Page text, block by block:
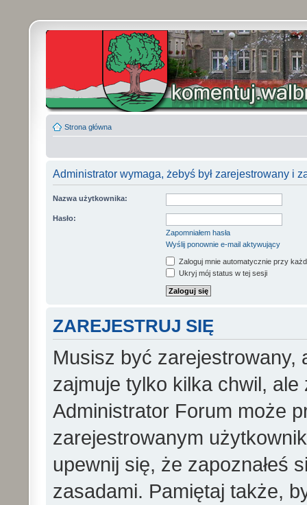
Strona główna
Administrator wymaga, żebyś był zarejestrowany i
Nazwa użytkownika:
Hasło:
Zapomniałem hasła
Wyślij ponownie e-mail aktywujący
Zaloguj mnie automatycznie przy
Ukryj mój status w tej sesji
ZAREJESTRUJ SIĘ
Musisz być zarejestrowany,
zajmuje tylko kilka chwil,
Administrator Forum może
zarejestrowanym
upewnij się, że zapoznałeś
zasadami. Pamiętaj także,